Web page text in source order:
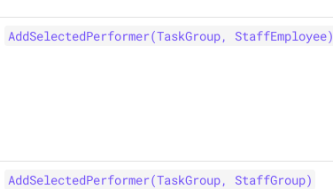
AddSelectedPerformer(TaskGroup, StaffEmployee)
AddSelectedPerformer(TaskGroup, StaffGroup)